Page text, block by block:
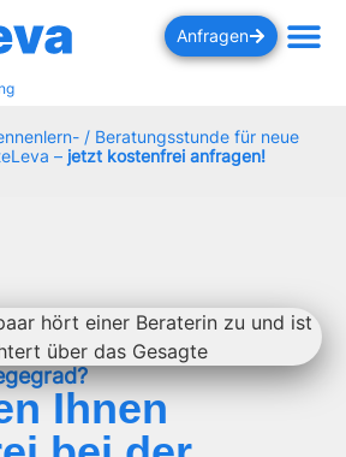
Anfragen
/ Beratungsstunde für neue
– jetzt kostenfrei anfragen!
Ihnen